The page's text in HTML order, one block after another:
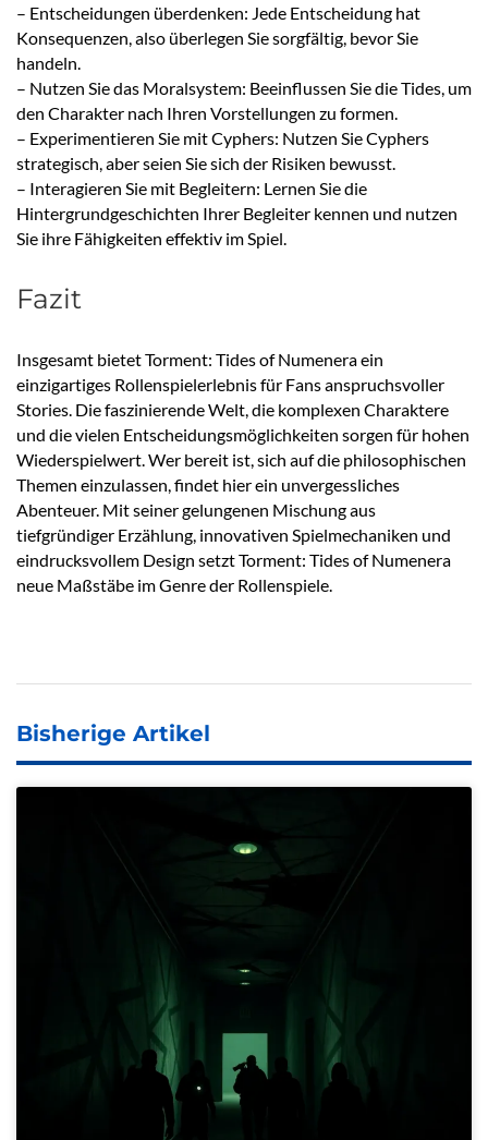
– Entscheidungen überdenken: Jede Entscheidung hat
Konsequenzen, also überlegen Sie sorgfältig, bevor Sie
handeln.
– Nutzen Sie das Moralsystem: Beeinflussen Sie die Tides, um
den Charakter nach Ihren Vorstellungen zu formen.
– Experimentieren Sie mit Cyphers: Nutzen Sie Cyphers
strategisch, aber seien Sie sich der Risiken bewusst.
– Interagieren Sie mit Begleitern: Lernen Sie die
Hintergrundgeschichten Ihrer Begleiter kennen und nutzen
Sie ihre Fähigkeiten effektiv im Spiel.
Fazit
Insgesamt bietet Torment: Tides of Numenera ein
einzigartiges Rollenspielerlebnis für Fans anspruchsvoller
Stories. Die faszinierende Welt, die komplexen Charaktere
und die vielen Entscheidungsmöglichkeiten sorgen für hohen
Wiederspielwert. Wer bereit ist, sich auf die philosophischen
Themen einzulassen, findet hier ein unvergessliches
Abenteuer. Mit seiner gelungenen Mischung aus
tiefgründiger Erzählung, innovativen Spielmechaniken und
eindrucksvollem Design setzt Torment: Tides of Numenera
neue Maßstäbe im Genre der Rollenspiele.
Bisherige Artikel